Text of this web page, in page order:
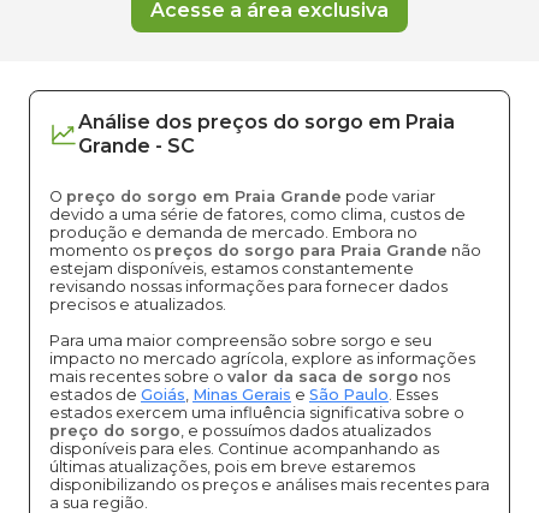
Acesse a área exclusiva
Análise dos preços do sorgo em Praia
Grande - SC
O preço do sorgo em Praia Grande pode variar
devido a uma série de fatores, como clima, custos de
produção e demanda de mercado. Embora no
momento os preços do sorgo para Praia Grande não
estejam disponíveis, estamos constantemente
revisando nossas informações para fornecer dados
precisos e atualizados.
Para uma maior compreensão sobre sorgo e seu
impacto no mercado agrícola, explore as informações
mais recentes sobre o valor da saca de sorgo nos
estados de Goiás, Minas Gerais e São Paulo. Esses
estados exercem uma influência significativa sobre o
preço do sorgo, e possuímos dados atualizados
disponíveis para eles. Continue acompanhando as
últimas atualizações, pois em breve estaremos
disponibilizando os preços e análises mais recentes para
a sua região.